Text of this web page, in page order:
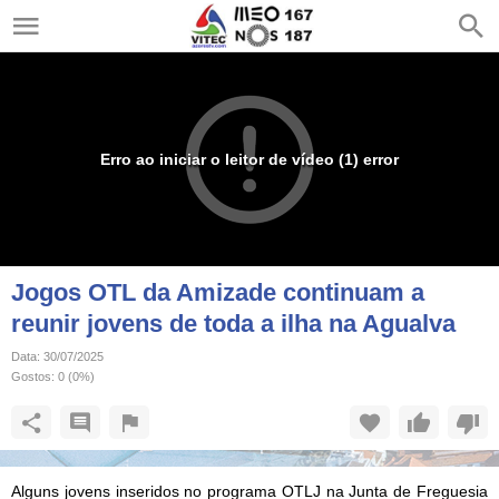
Erro ao iniciar o leitor de vídeo (1) error
Jogos OTL da Amizade continuam a
reunir jovens de toda a ilha na Agualva
Data: 30/07/2025
Gostos: 0 (0%)
Alguns jovens inseridos no programa OTLJ na Junta de Freguesia